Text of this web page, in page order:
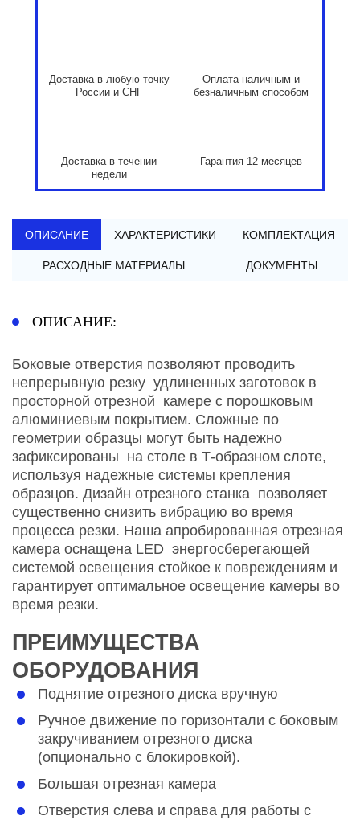
Доставка в любую точку
России и СНГ
Оплата наличным и
безналичным способом
Доставка в течении
недели
Гарантия 12 месяцев
ОПИСАНИЕ ХАРАКТЕРИСТИКИ КОМПЛЕКТАЦИЯ
РАСХОДНЫЕ МАТЕРИАЛЫ ДОКУМЕНТЫ
ОПИСАНИЕ:
Боковые отверстия позволяют проводить
непрерывную резку удлиненных заготовок в
просторной отрезной камере с порошковым
алюминиевым покрытием. Сложные по
геометрии образцы могут быть надежно
зафиксированы на столе в Т-образном слоте,
используя надежные системы крепления
образцов. Дизайн отрезного станка позволяет
существенно снизить вибрацию во время
процесса резки. Наша апробированная отрезная
камера оснащена LED энергосберегающей
системой освещения стойкое к повреждениям и
гарантирует оптимальное освещение камеры во
время резки.
ПРЕИМУЩЕСТВА
ОБОРУДОВАНИЯ
Поднятие отрезного диска вручную
Ручное движение по горизонтали с боковым
закручиванием отрезного диска
(опционально с блокировкой).
Большая отрезная камера
Отверстия слева и справа для работы с